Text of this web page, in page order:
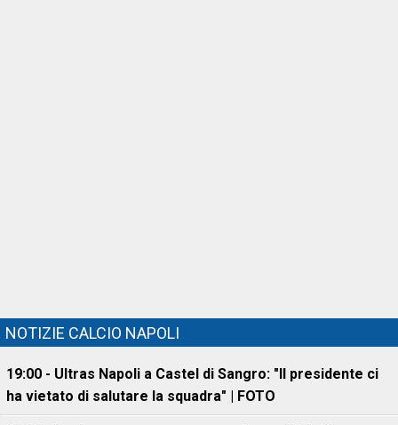
NOTIZIE CALCIO NAPOLI
19:00 - Ultras Napoli a Castel di Sangro: "Il presidente ci
ha vietato di salutare la squadra" | FOTO